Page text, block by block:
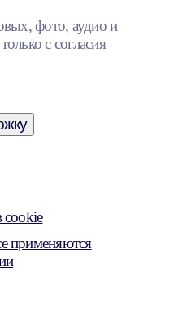
фото, аудио и
с согласия
cookie
применяются